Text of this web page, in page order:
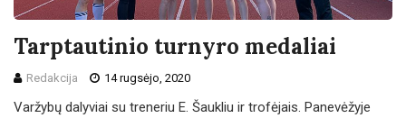
Tarptautinio turnyro medaliai
Redakcija 14 rugsėjo, 2020
Varžybų dalyviai su treneriu E. Šaukliu ir trofėjais. Panevėžyje